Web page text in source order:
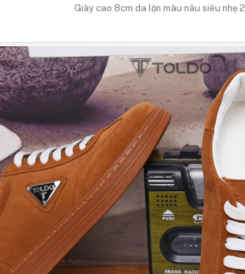
Giày cao 8cm da lộn màu nâu siêu nhẹ 2